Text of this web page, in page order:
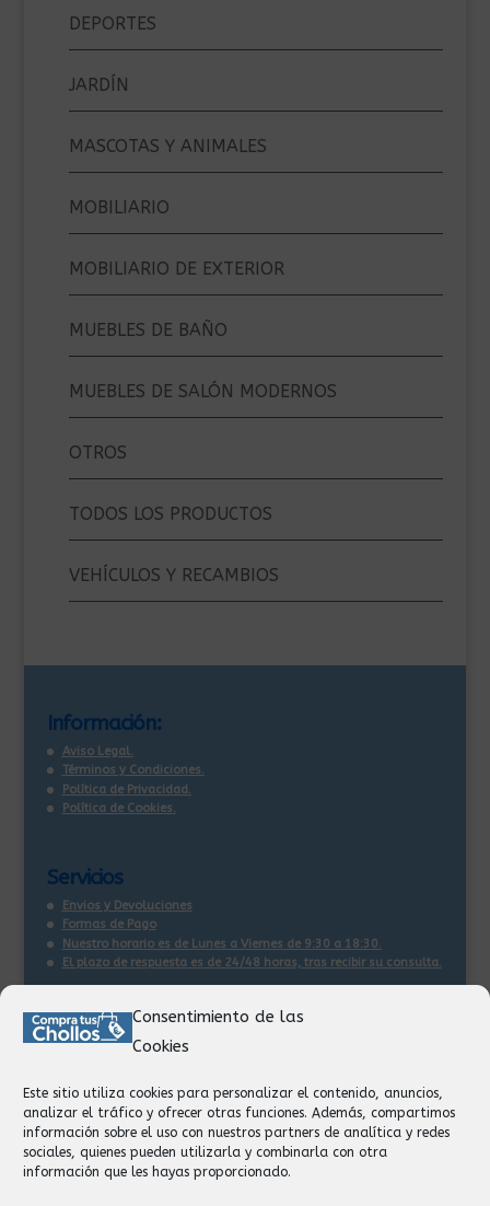
Consentimiento de las
Cookies
Este sitio utiliza cookies para personalizar el contenido, anuncios,
analizar el tráfico y ofrecer otras funciones. Además, compartimos
información sobre el uso con nuestros partners de analítica y redes
sociales, quienes pueden utilizarla y combinarla con otra
información que les hayas proporcionado.
DEPORTES
JARDÍN
MASCOTAS Y ANIMALES
MOBILIARIO
MOBILIARIO DE EXTERIOR
MUEBLES DE BAÑO
MUEBLES DE SALÓN MODERNOS
OTROS
TODOS LOS PRODUCTOS
VEHÍCULOS Y RECAMBIOS
Información:
Aviso Legal.
Términos y Condiciones.
Política de Privacidad.
Política de Cookies.
Servicios
Envios y Devoluciones
Formas de Pago
Nuestro horario es de Lunes a Viernes de 9:30 a 18:30.
El plazo de respuesta es de 24/48 horas, tras recibir su consulta.
Contacto:
Facturación
Devoluciones
Privacidad